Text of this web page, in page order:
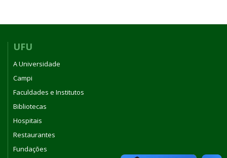
UFU
A Universidade
Campi
Faculdades e Institutos
Bibliotecas
Hospitais
Restaurantes
Fundações